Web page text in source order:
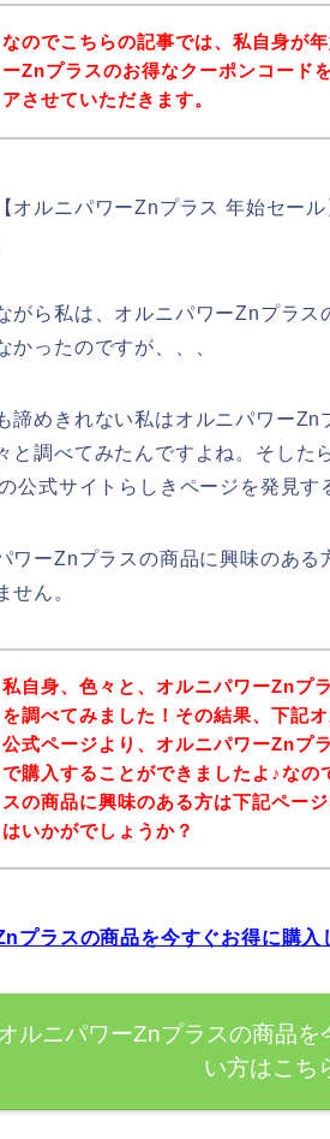
なのでこちらの記事では、私自身が
ーZnプラスのお得なクーポンコード
アさせていただきます。
オルニパワーZnプラス 年始セー
がら私は、オルニパワーZnプラ
かったのですが、、、
諦めきれない私はオルニパワー
と調べてみたんですよね。そした
公式サイトらしきページを発見す
ワーZnプラスの商品に興味のあ
せん。
私自身、色々と、オルニパワーZnプ
を調べてみました！その結果、下記
公式ページより、オルニパワーZnプ
で購入することができましたよ♪なの
スの商品に興味のある方は下記ペー
はいかがでしょうか？
プラスの商品を今すぐお得に購入
ルニパワーZnプラスの商品を
い方はこち